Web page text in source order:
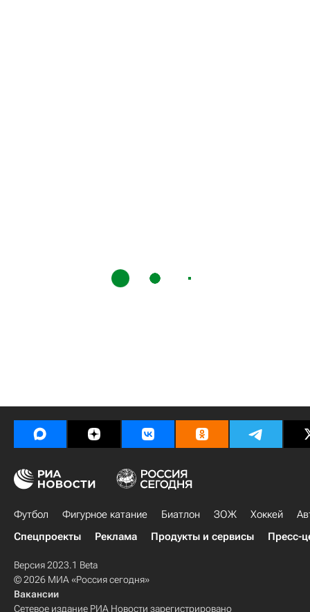
Футбол Фигурное катание Биатлон ЗОЖ Хоккей
Спецпроекты
Реклама Продукты и сервисы Пресс-
Версия 2023.1 Beta
© 2026 МИА «Россия сегодня»
Вакансии
Сетевое издание РИА Новости зарегистрировано